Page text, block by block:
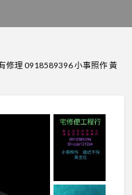
修理 0918589396 小事照作 黃